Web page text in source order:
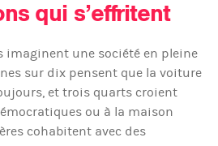
qui s’effritent
imaginent une société en pleine
sur dix pensent que la voiture
et trois quarts croient
ou à la maison
cohabitent avec des